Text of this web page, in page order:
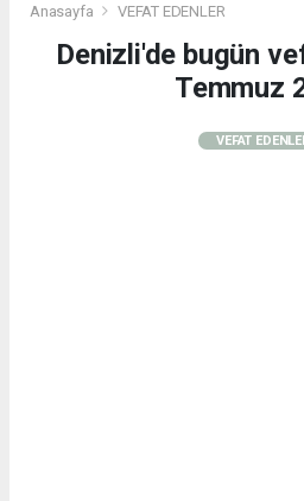
Anasayfa VEFAT EDENLER
Denizli'de bugün
Temmuz
VEFAT